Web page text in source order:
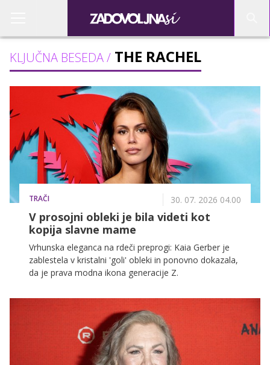
KLJUČNA BESEDA / THE RACHEL
TRAČI 30. 07. 2026 04.00
V prosojni obleki je bila videti kot
kopija slavne mame
Vrhunska eleganca na rdeči preprogi: Kaia Gerber je
zablestela v kristalni 'goli' obleki in ponovno dokazala,
da je prava modna ikona generacije Z.